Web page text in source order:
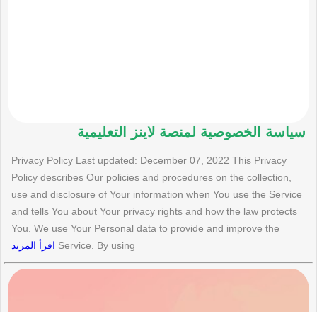
سياسة الخصوصية لمنصة لاينز التعليمية
Privacy Policy Last updated: December 07, 2022 This Privacy
Policy describes Our policies and procedures on the collection,
use and disclosure of Your information when You use the Service
and tells You about Your privacy rights and how the law protects
You. We use Your Personal data to provide and improve the
Service. By using اقرأ المزيد